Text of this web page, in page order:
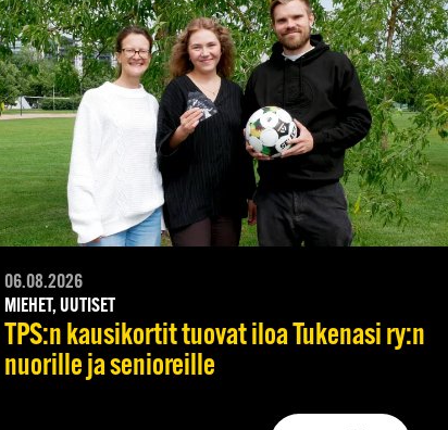
06.08.2026
MIEHET, UUTISET
TPS:n kausikortit tuovat iloa Tukenasi ry:n
nuorille ja senioreille